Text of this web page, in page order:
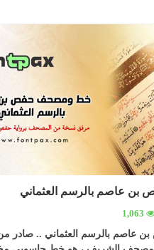
عاصم بالرسم العثماني
1,063
بالرسم العثماني .. صادر